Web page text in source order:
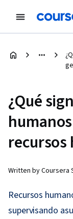
¿Qué
recursos
Written by Coursera
Recursos
supervisando